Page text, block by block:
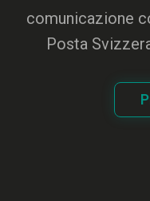
comunicazione
Posta